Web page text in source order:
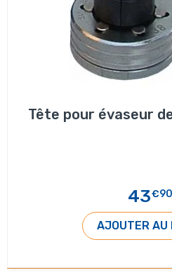
Tête pour évaseur
43€90
AJOUTER AU